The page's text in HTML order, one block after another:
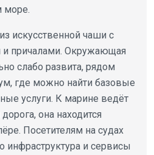
море.
искусственной чаши с
и причалами. Окружающая
слабо развита, рядом
где можно найти базовые
услуги. К марине ведёт
она находится
Посетителям на судах
инфраструктура и сервисы